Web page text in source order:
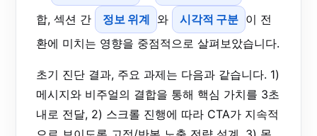
합, 섹션 간
정보 위계 와 시각적 구분 이 전
환에 미치는 영향을 중점적으로 살펴보았습니다.
초기 진단 결과, 주요 과제는 다음과 같습니다. 1)
메시지와 비주얼의 결합을 통해 핵심 가치를 3초
내로 전달, 2) 스크롤 진행에 따라 CTA가 지속적